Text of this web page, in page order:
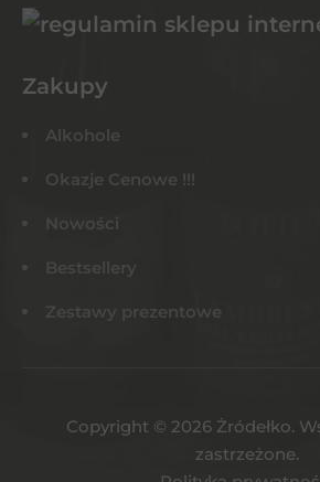
Zakupy
Alkohole
Okazje Cenowe !!!
Nowości
Bestsellery
Zestawy prezentowe
Copyright © 2026 Żródełko.
zastrzeżone.